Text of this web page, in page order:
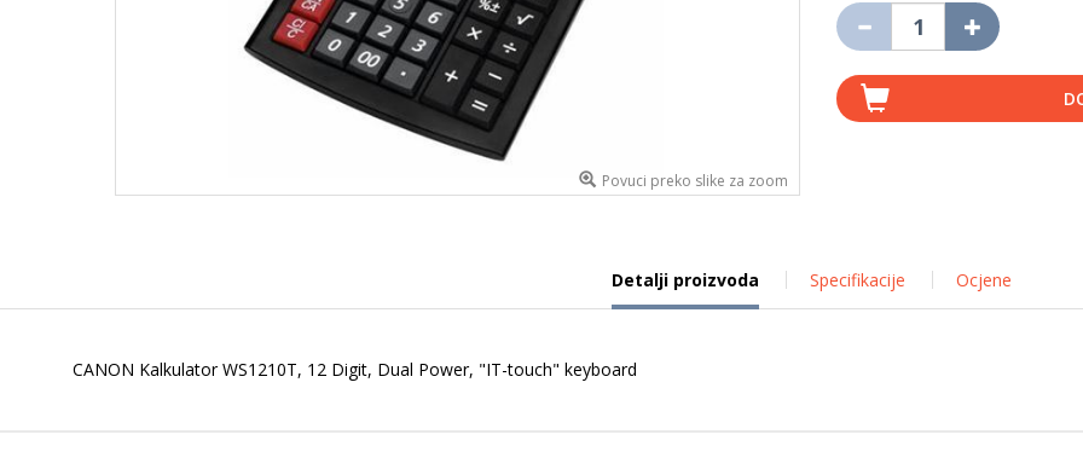
Povuci preko slike za zoom
Detalji proizvoda Specifikacije Ocjene
CANON Kalkulator WS1210T, 12 Digit, Dual Power, "IT-touch" keyboard